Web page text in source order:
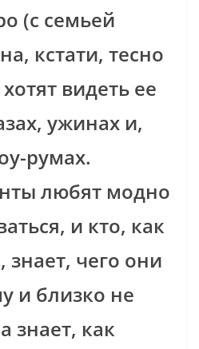
(с семьей
кстати, тесно
видеть ее
ужинах и,
румах.
любят модно
и кто, как
знает, чего они
и близко не
знает, как